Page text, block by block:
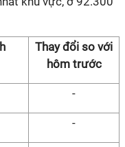
Thay đổi so với
hôm trước
-
-